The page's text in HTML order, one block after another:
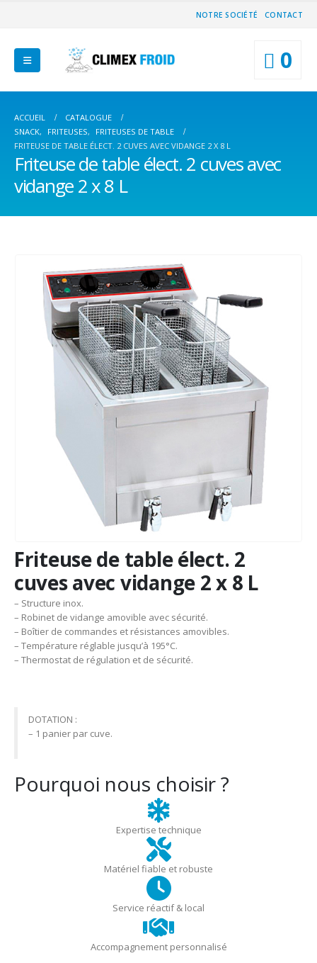
NOTRE SOCIÉTÉ CONTACT
0
ACCUEIL
CATALOGUE
SNACK, FRITEUSES,
FRITEUSES DE TABLE
FRITEUSE DE TABLE ÉLECT. 2 CUVES AVEC VIDANGE 2 X 8 L
Friteuse de table élect. 2 cuves avec
vidange 2 x 8 L
Friteuse de table élect. 2
cuves avec vidange 2 x 8 L
– Structure inox.
– Robinet de vidange amovible avec sécurité.
– Boîtier de commandes et résistances amovibles.
– Température réglable jusqu’à 195°C.
– Thermostat de régulation et de sécurité.
DOTATION :
– 1 panier par cuve.
Pourquoi nous choisir ?
Expertise technique
Matériel fiable et robuste
Service réactif & local
Accompagnement personnalisé